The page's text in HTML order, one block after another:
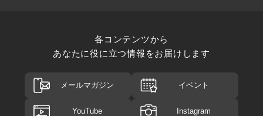
各コンテンツから
あなたに役に立つ情報をお届けします
メールマガジン イベント
YouTube Instagram